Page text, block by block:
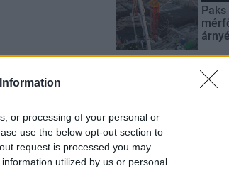
or processing of your personal or
use the below opt-out section to
request is processed you may
utilized by us or personal
Mi
és